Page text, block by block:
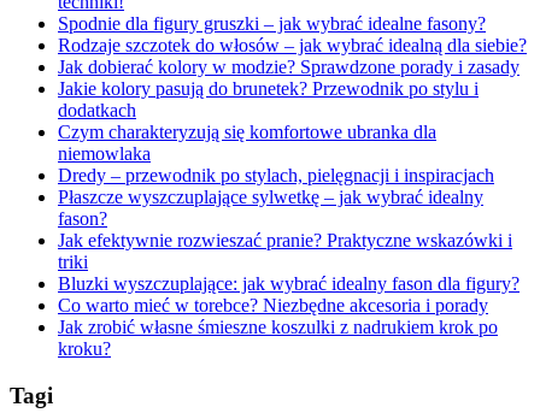
Spodnie dla figury gruszki – jak wybrać idealne fasony?
Rodzaje szczotek do włosów – jak wybrać idealną dla siebie?
Jak dobierać kolory w modzie? Sprawdzone porady i zasady
Jakie kolory pasują do brunetek? Przewodnik po stylu i
dodatkach
Czym charakteryzują się komfortowe ubranka dla
niemowlaka
Dredy – przewodnik po stylach, pielęgnacji i inspiracjach
Płaszcze wyszczuplające sylwetkę – jak wybrać idealny
fason?
Jak efektywnie rozwieszać pranie? Praktyczne wskazówki i
triki
Bluzki wyszczuplające: jak wybrać idealny fason dla figury?
Co warto mieć w torebce? Niezbędne akcesoria i porady
Jak zrobić własne śmieszne koszulki z nadrukiem krok po
kroku?
Tagi